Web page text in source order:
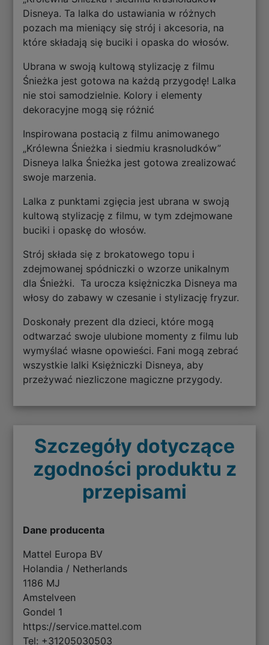
Disneya. Ta lalka do ustawiania w różnych
pozach ma mieniący się strój i akcesoria, na
które składają się buciki i opaska do włosów.
Ubrana w swoją kultową stylizację z filmu
Śnieżka jest gotowa na każdą przygodę! Lalka
nie stoi samodzielnie. Kolory i elementy
dekoracyjne mogą się różnić
Inspirowana postacią z filmu animowanego
„Królewna Śnieżka i siedmiu krasnoludków”
Disneya lalka Śnieżka jest gotowa zrealizować
swoje marzenia.
Lalka z punktami zgięcia jest ubrana w swoją
kultową stylizację z filmu, w tym zdejmowane
buciki i opaskę do włosów.
Strój składa się z brokatowego topu i
zdejmowanej spódniczki o wzorze unikalnym
dla Śnieżki. Ta urocza księżniczka Disneya ma
włosy do zabawy w czesanie i stylizację fryzur.
Doskonały prezent dla dzieci, które mogą
odtwarzać swoje ulubione momenty z filmu lub
wymyślać własne opowieści. Fani mogą zebrać
wszystkie lalki Księżniczki Disneya, aby
przeżywać niezliczone magiczne przygody.
Szczegóły dotyczące
zgodności produktu z
przepisami
Dane producenta
Mattel Europa BV
Holandia / Netherlands
1186 MJ
Amstelveen
Gondel 1
https://service.mattel.com
Tel: +31205030503